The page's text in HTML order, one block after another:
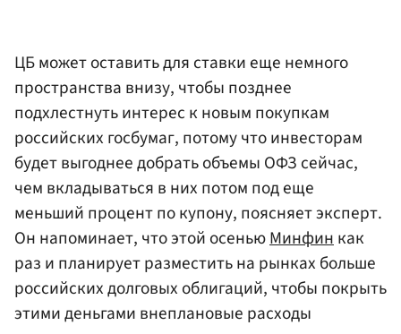
ЦБ может оставить для ставки еще немного
пространства внизу, чтобы позднее
подхлестнуть интерес к новым покупкам
российских госбумаг, потому что инвесторам
будет выгоднее добрать объемы ОФЗ сейчас,
чем вкладываться в них потом под еще
меньший процент по купону, поясняет эксперт.
Он напоминает, что этой осеньюМинфинкак
раз и планирует разместить на рынках больше
российских долговых облигаций, чтобы покрыть
этими деньгами внеплановые расходы